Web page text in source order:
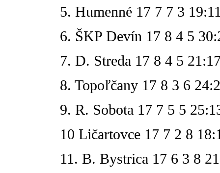
5. Humenné 17 7 7 3
6. ŠKP Devín 17 8 4 5
7. D. Streda 17 8 4 5
8. Topoľčany 17 8 3 6
9. R. Sobota 17 7 5 5
10 Ličartovce 17 7 2 8
11. B. Bystrica 17 6 3 8